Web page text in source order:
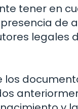
tener en
de
legales
los